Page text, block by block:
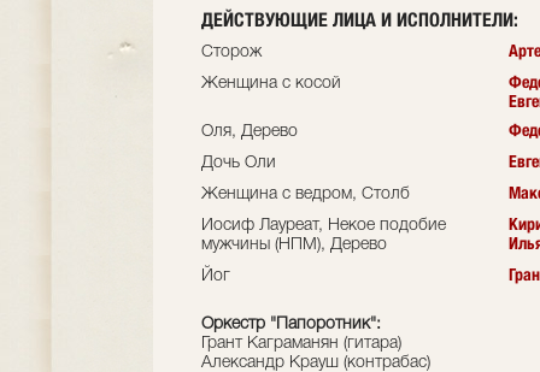
ДЕЙСТВУЮЩИЕ ЛИЦА И ИСПОЛНИТЕЛИ:
Сторож
Женщина с косой
Оля, Дерево
Дочь Оли
Женщина с ведром, Столб
Иосиф Лауреат, Некое подобие
мужчины (НПМ), Дерево
Йог
Оркестр "Папоротник":
Грант Каграманян (гитара)
Александр Крауш (контрабас)